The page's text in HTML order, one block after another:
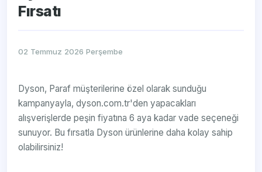
Fırsatı
02 Temmuz 2026 Perşembe
Dyson, Paraf müşterilerine özel olarak sunduğu
kampanyayla, dyson.com.tr'den yapacakları
alışverişlerde peşin fiyatına 6 aya kadar vade seçeneği
sunuyor. Bu fırsatla Dyson ürünlerine daha kolay sahip
olabilirsiniz!